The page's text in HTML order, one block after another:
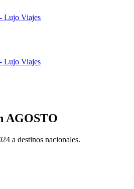
AGOSTO
a destinos nacionales.